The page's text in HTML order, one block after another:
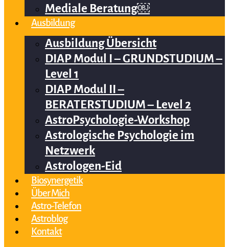
Mediale Beratung￼
Ausbildung
Ausbildung Übersicht
DIAP Modul I – GRUNDSTUDIUM –
Level 1
DIAP Modul II –
BERATERSTUDIUM – Level 2
AstroPsychologie-Workshop
Astrologische Psychologie im
Netzwerk
Astrologen-Eid
Biosynergetik
Über Mich
Astro-Telefon
Astroblog
Kontakt